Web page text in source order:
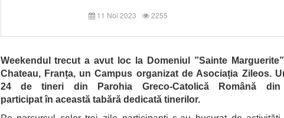
11 Noi 2023 2255
Weekendul trecut a avut loc la Domeniul ”Sainte Marguerite”
Chateau, Franța, un Campus organizat de Asociația Zileos.
24 detineri din Parohia Greco-Catolică Română
participatîn această tabără dedicată tinerilor.